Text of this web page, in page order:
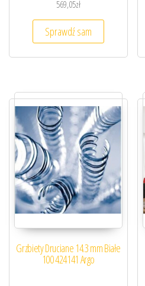
569,05zł
Sprawdź sam
Grzbiety Druciane 14.3 mm Białe
100 424141 Argo